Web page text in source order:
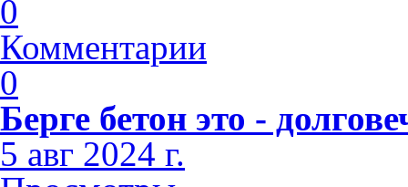
0
Комментарии
0
Берге бетон это -
5 авг 2024 г.